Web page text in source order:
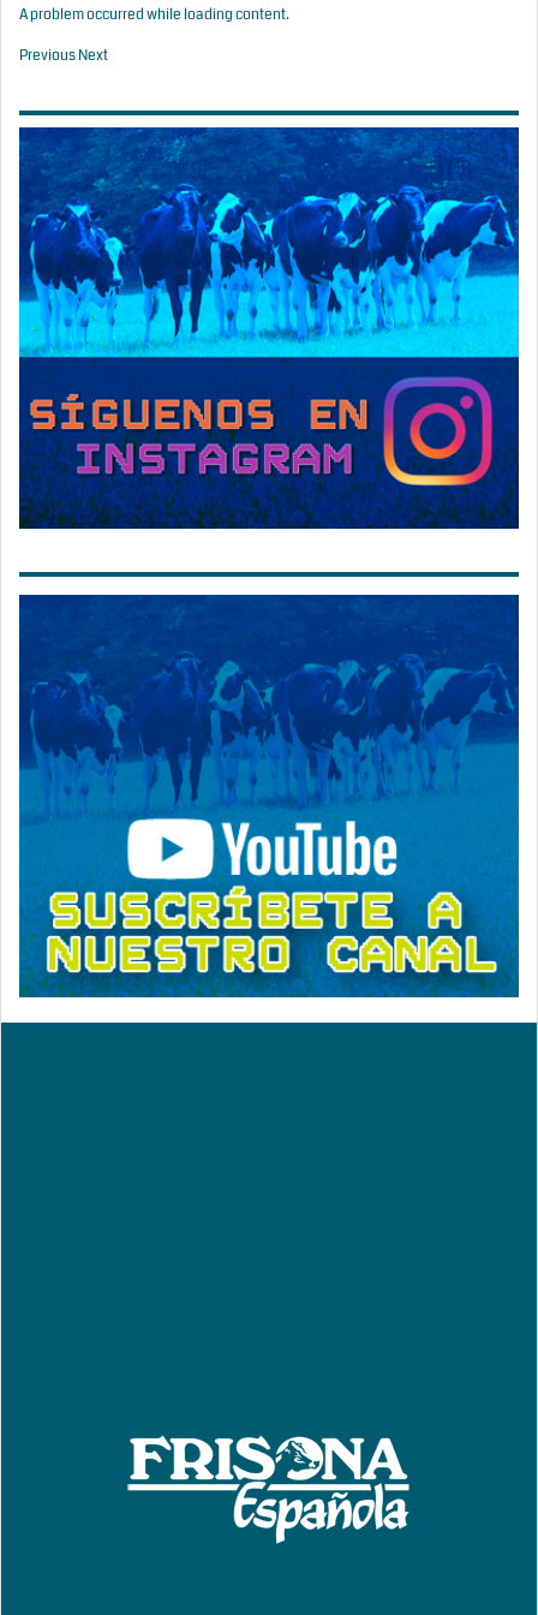
A problem occurred while loading content.
PreviousNext